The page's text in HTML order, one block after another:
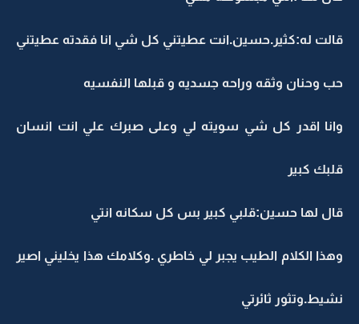
قالت له:كثير.حسين.انت عطيتني كل شي انا فقدته عطيتني
حب وحنان وثقه وراحه جسديه و قبلها النفسيه
وانا اقدر كل شي سويته لي وعلى صبرك علي انت انسان
قلبك كبير
قال لها حسين:قلبي كبير بس كل سكانه انتي
وهذا الكلام الطيب يجبر لي خاطري .وكلامك هذا يخليني اصير
نشيط.وتثور ثائرتي